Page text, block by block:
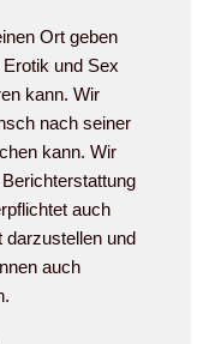
Ort geben
und Sex
kann. Wir
nach seiner
kann. Wir
auch
darzustellen und
auch